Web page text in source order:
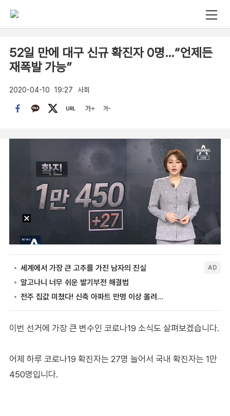
52일 만에 대구 신규 확진자 0명…“언제든
재폭발 가능”
2020-04-10 19:27 사회
이번 선거에 가장 큰 변수인 코로나19 소식도 살펴보겠습니다.
어제 하루 코로나19 확진자는 27명 늘어서 국내 확진자는 1만
450명입니다.